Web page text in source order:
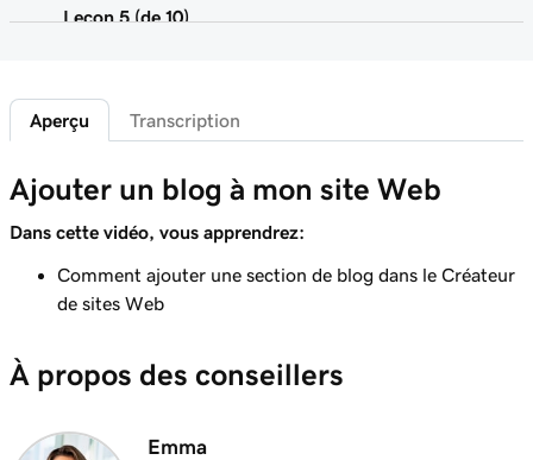
Leçon 5 (de 10)
Leçon 6 (de 10)
Utiliser le marketing d'affiliation
Leçon 7 (de 10)
Ajouter un bouton de don à mon blog
Ajouter un blog à votre site Web
1m 6s
Créer un billet de blog sur mon site Web +
Marketing
Leçon 10 (de 10)
Aperçu Transcription
Ajouter un blog à mon site Web
Dans cette vidéo, vous apprendrez:
Comment ajouter une section de blog dans le Créateur
de sites Web
À propos des conseillers
Emma